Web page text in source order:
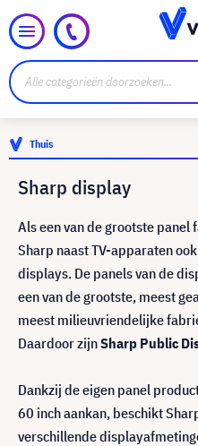
Thuis
Sharp display
Als een van de grootste
Sharp naast TV-apparaten
displays. De panels van de
een van de grootste, meest
meest milieuvriendelijke
Daardoor zijnSharp Public
Dankzij de eigen panel
60 inch aankan, beschikt
verschillende